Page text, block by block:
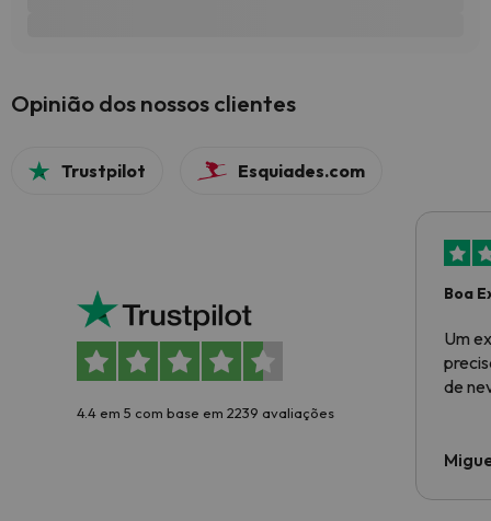
Opinião dos nossos clientes
Trustpilot Esquiades.com
4.4 em 5 com base em 2239 avaliações
Boa
Um
de